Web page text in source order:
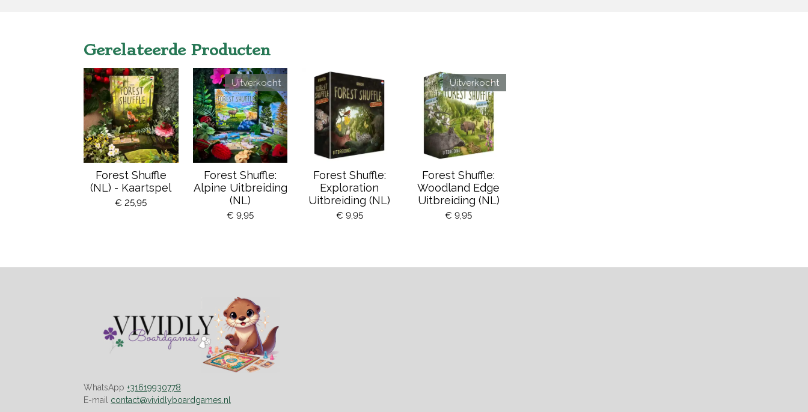
Gerelateerde Producten
Forest Shuffle
(NL) - Kaartspel
€ 25,95
Uitverkocht
Forest Shuffle:
Alpine Uitbreiding
(NL)
€ 9,95
Forest Shuffle:
Exploration
Uitbreiding (NL)
€ 9,95
Uitverkocht
Forest Shuffle:
Woodland Edge
Uitbreiding (NL)
€ 9,95
WhatsApp +31619930778
E-mail contact@vividlyboardgames.nl